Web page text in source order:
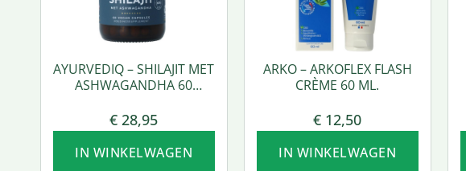
AYURVEDIQ – SHILAJIT MET
ASHWAGANDHA 60
€ 28,95
IN WINKELWAGEN
ARKO – ARKOFLEX FLASH
CRÈME 60 ML.
€ 12,50
IN WINKELWAGEN